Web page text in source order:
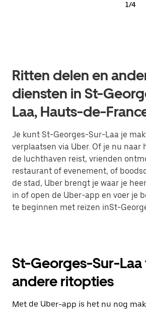
1/4
Ritten delen en
diensten in St-
Laa, Hauts-de-
Je kunt St-Georges-Sur-Laa je
verplaatsen via Uber. Of je nu
de luchthaven reist, vrienden
restaurant of evenement, of
de stad, Uber brengt je waar je
in of open de Uber-app en voer je
te beginnen met reizen inSt-
St-Georges-Sur-Laa
andere ritopties
Met de Uber-app is het nu nog